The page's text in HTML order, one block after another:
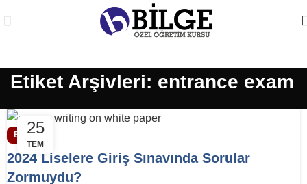
Etiket Arşivleri: entrance exam
25
TEM
EĞITIM
2024 Liselere Giriş Sınavında Sorular
Zormuydu?